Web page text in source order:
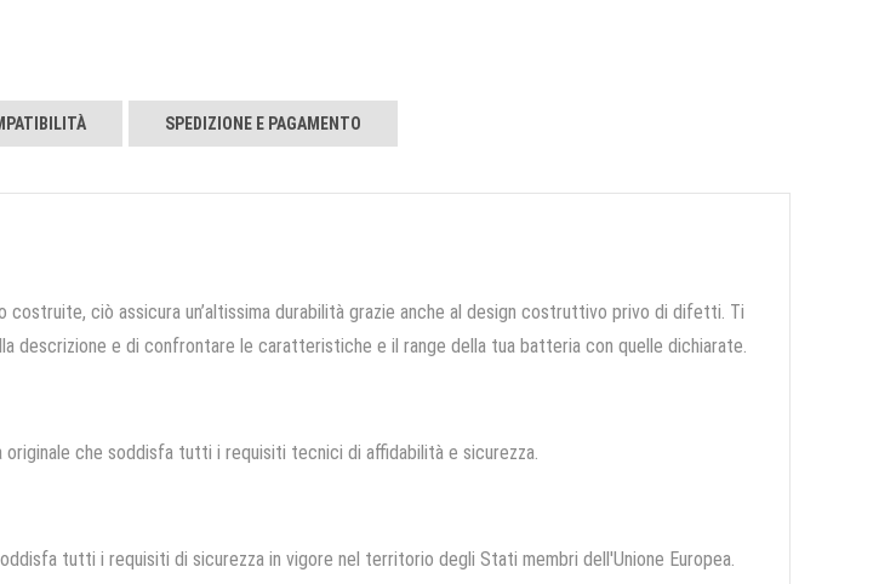
SPEDIZIONE E PAGAMENTO
ciò assicura un’altissima durabilità grazie anche al design costruttivo privo di difetti. Ti
descrizione e di confrontare le caratteristiche e il range della tua batteria con quelle dichiarate.
che soddisfa tutti i requisiti tecnici di affidabilità e sicurezza.
tutti i requisiti di sicurezza in vigore nel territorio degli Stati membri dell'Unione Europea.